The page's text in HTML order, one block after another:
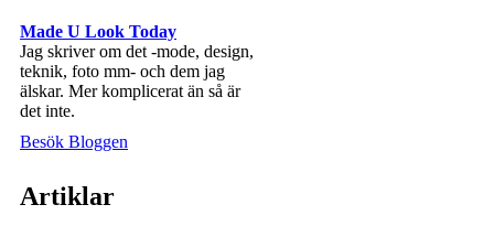
Made U Look Today
Jag skriver om det -mode, design,
teknik, foto mm- och dem jag
älskar. Mer komplicerat än så är
det inte.
Besök Bloggen
Artiklar